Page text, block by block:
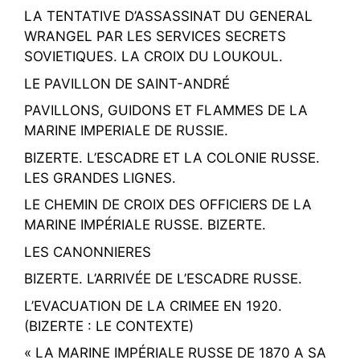
LA TENTATIVE D’ASSASSINAT DU GENERAL
WRANGEL PAR LES SERVICES SECRETS
SOVIETIQUES. LA CROIX DU LOUKOUL.
LE PAVILLON DE SAINT-ANDRÉ
PAVILLONS, GUIDONS ET FLAMMES DE LA
MARINE IMPERIALE DE RUSSIE.
BIZERTE. L’ESCADRE ET LA COLONIE RUSSE.
LES GRANDES LIGNES.
LE CHEMIN DE CROIX DES OFFICIERS DE LA
MARINE IMPÉRIALE RUSSE. BIZERTE.
LES CANONNIERES
BIZERTE. L’ARRIVÉE DE L’ESCADRE RUSSE.
L’EVACUATION DE LA CRIMEE EN 1920.
(BIZERTE : LE CONTEXTE)
« LA MARINE IMPÉRIALE RUSSE DE 1870 A SA